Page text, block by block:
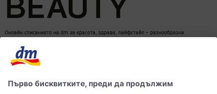
Онлайн списанието на dm за красота, здраве, лайфстайл – разнообразна